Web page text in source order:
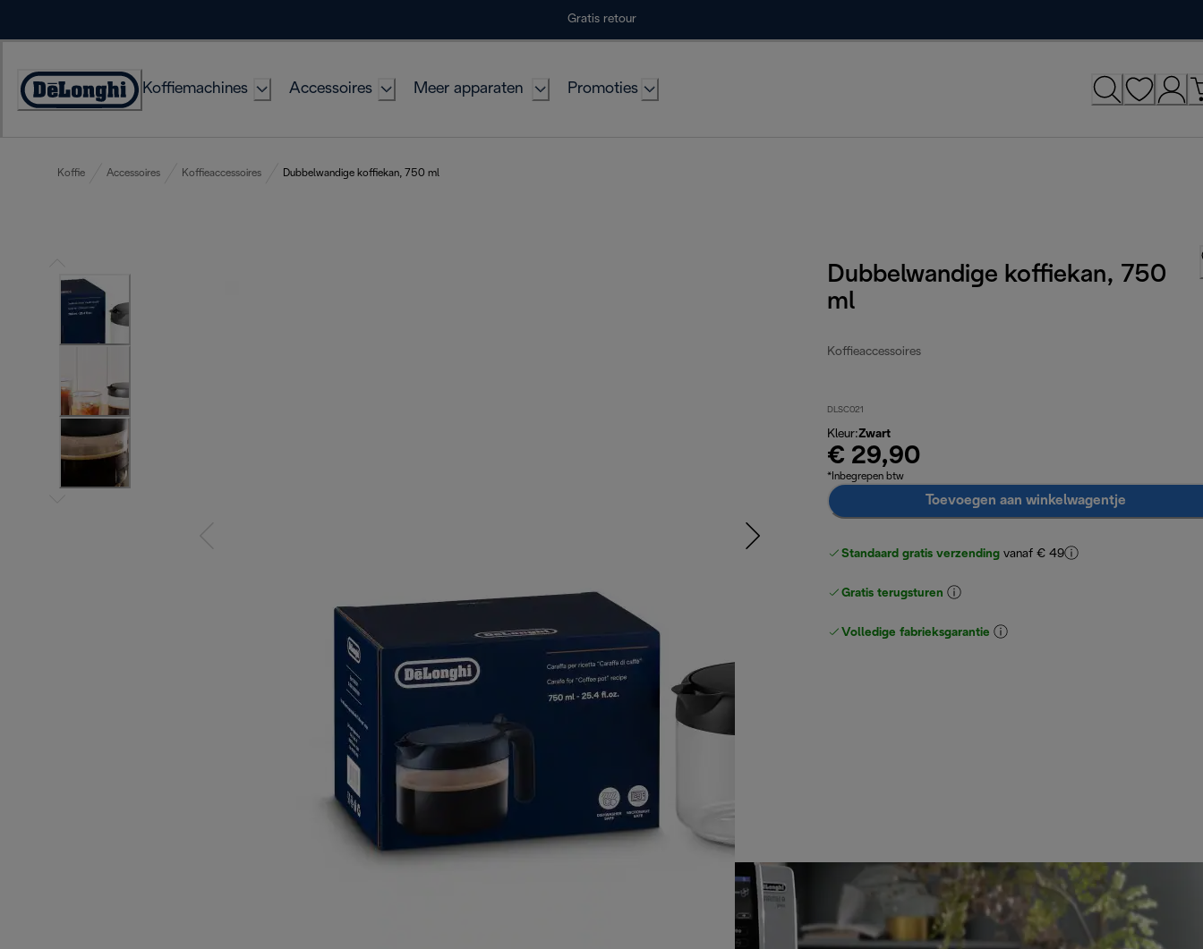
Gratis retour
Accessibility
Koffiemachines Accessoires Meer apparaten Promoties
Koffie Accessoires Koffieaccessoires Dubbelwandige koffiekan, 750 ml
Dubbelwandige koffiekan, 750
ml
Koffieaccessoires
DLSC021
Kleur:Zwart
€ 29,90
*Inbegrepen btw
Toevoegen aan winkelwagentje
Standaard gratis verzending vanaf € 49
Gratis terugsturen
Volledige fabrieksgarantie